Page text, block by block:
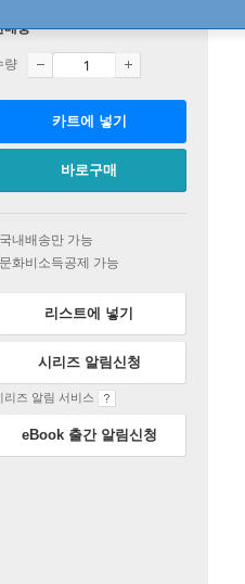
매중
량
카트에 넣기
바로구매
국내배송만 가능
문화비소득공제 가능
리스트에 넣기
시리즈 알림신청
리즈 알림 서비스
eBook 출간 알림신청